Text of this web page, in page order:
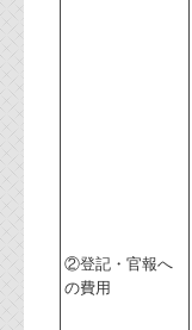
②登記・官報へ
の費用